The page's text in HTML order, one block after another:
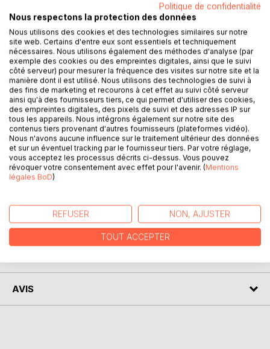
DESCRIPTION
Ce livre présente 500 énigmes originales, pleines des
richesses de la langue française et destinées à vous
divertir seul, en famille ou entre amis. Tester vos
connaissances, mais surtout votre finesse d’esprit avec
l’assurance de briller en société en toute convivialité. Jouez
AUTEUR(S)
AVIS
Politique de confidentialité
Nous respectons la protection des données
Nous utilisons des cookies et des technologies similaires sur notre
site web. Certains d'entre eux sont essentiels et techniquement
nécessaires. Nous utilisons également des méthodes d'analyse (par
exemple des cookies ou des empreintes digitales, ainsi que le suivi
côté serveur) pour mesurer la fréquence des visites sur notre site et la
manière dont il est utilisé. Nous utilisons des technologies de suivi à
des fins de marketing et recourons à cet effet au suivi côté serveur
ainsi qu'à des fournisseurs tiers, ce qui permet d'utiliser des cookies,
des empreintes digitales, des pixels de suivi et des adresses IP sur
tous les appareils. Nous intégrons également sur notre site des
contenus tiers provenant d'autres fournisseurs (plateformes vidéo).
Nous n'avons aucune influence sur le traitement ultérieur des données
et sur un éventuel tracking par le fournisseur tiers. Par votre réglage,
vous acceptez les processus décrits ci-dessus. Vous pouvez
révoquer votre consentement avec effet pour l'avenir. (Mentions
légales BoD)
REFUSER NON, AJUSTER
TOUT ACCEPTER